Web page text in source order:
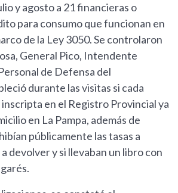
y agosto a 21 financieras o
para consumo que funcionan en
de la Ley 3050. Se controlaron
General Pico, Intendente
de Defensa del
durante las visitas si cada
en el Registro Provincial ya
en La Pampa, además de
públicamente las tasas a
devolver y si llevaban un libro con